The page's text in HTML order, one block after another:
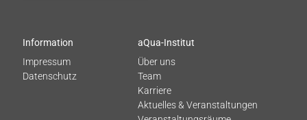
Information
Impressum
Datenschutz
aQua-Institut
Über uns
Team
Karriere
Aktuelles & Veranstaltungen